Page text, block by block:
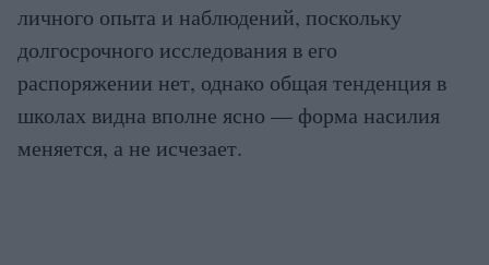
личного опыта и наблюдений, поскольку
долгосрочного исследования в его
распоряжении нет, однако общая тенденция в
школах видна вполне ясно — форма насилия
меняется, а не исчезает.